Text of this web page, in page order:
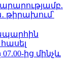
թիրախում՝
07.00-ից մինչև